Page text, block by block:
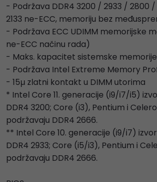
- Podržava DDR4 3200 / 2933 / 2800
2133 ne-ECC, memoriju bez
- Podržava ECC UDIMM memorijske
ne-ECC načinu rada)
- Maks. kapacitet sistemske
- Podržava Intel Extreme Memory
- 15µ zlatni kontakt u DIMM utorima
* Intel Core 11. generacije (i9/i7/i5)
DDR4 3200; Core (i3), Pentium i
podržavaju DDR4 2666.
** Intel Core 10. generacije (i9/i7)
DDR4 2933; Core (i5/i3), Pentium i
podržavaju DDR4 2666.